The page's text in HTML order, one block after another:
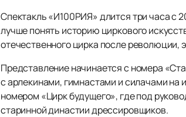
Спектакль «И100РИЯ» длится три часа с
лучше понять историю циркового
отечественного цирка после революции,
Представление начинается с номера
с арлекинами, гимнастами и силачами
номером «Цирк будущего», где под
старинной династии дрессировщиков.